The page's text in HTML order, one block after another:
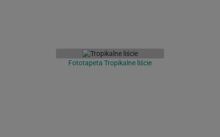
Fototapeta Tropikalne liście